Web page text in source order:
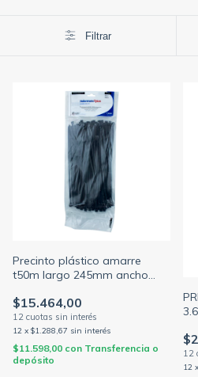
Filtrar
Precinto plástico amarre
t50m largo 245mm ancho
(HELLERMANN)
$15.464,00
12 x $1.288,67 sin interés
$11.598,00 con Transferencia o
depósito
12 x